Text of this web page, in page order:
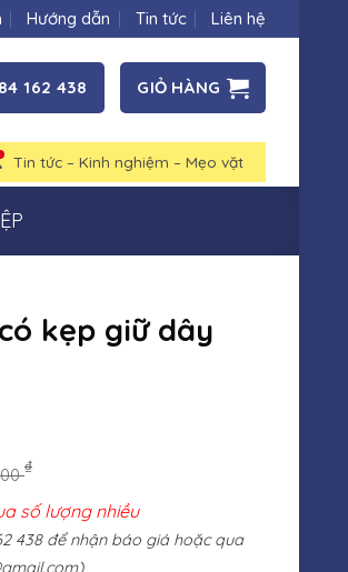
Hướng dẫn Tin tức Liên hệ
162 438 GIỎ HÀNG
Tin tức – Kinh nghiệm – Mẹo vặt
kẹp giữ dây
₫
số lượng nhiều
438 để nhận báo giá hoặc qua
)